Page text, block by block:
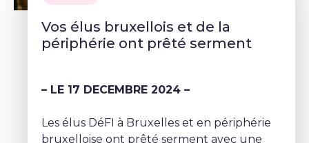
Vos élus bruxellois et de la
périphérie ont prêté serment
– LE 17 DECEMBRE 2024 –
Les élus DéFI à Bruxelles et en périphérie
bruxelloise ont prêté serment avec une